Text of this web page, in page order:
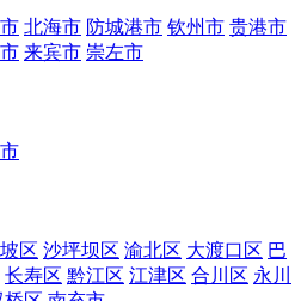
北海市 防城港市 钦州市 贵港市
来宾市 崇左市
区 沙坪坝区 渝北区 大渡口区 巴
长寿区 黔江区 江津区 合川区 永川